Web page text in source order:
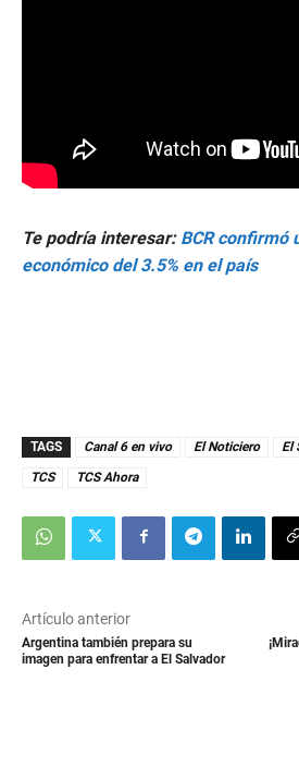
Te podría interesar: BCR confirmó
económico del 3.5% en el país
TAGS Canal 6 en vivo El Noticiero El
TCS
TCS Ahora
Artículo anterior
Argentina también prepara su
imagen para enfrentar a El Salvador